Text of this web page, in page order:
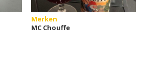
Merken
MC Chouffe